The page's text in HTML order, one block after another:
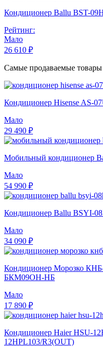
Кондиционер Ballu BST-
Рейтинг:
Мало
26 610 ₽
Самые продаваемые товары
Кондиционер Hisense AS-
Мало
29 490 ₽
Мобильный кондиционер
Мало
54 990 ₽
Кондиционер Ballu BSYI-
Мало
34 090 ₽
Кондиционер Морозко
БКМ09ОН-НБ
Мало
17 890 ₽
Кондиционер Haier HSU-
12HPL103/R3(OUT)